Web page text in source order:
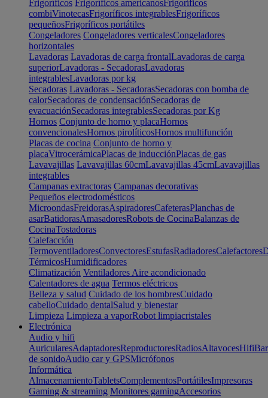
Frigoríficos Frigoríficos americanosFrigoríficos
combiVinotecasFrigoríficos integrablesFrigoríficos
pequeñosFrigoríficos portátiles
Congeladores Congeladores verticalesCongeladores
horizontales
Lavadoras Lavadoras de carga frontalLavadoras de carga
superiorLavadoras - SecadorasLavadoras
integrablesLavadoras por kg
Secadoras Lavadoras - SecadorasSecadoras con bomba de
calorSecadoras de condensaciónSecadoras de
evacuaciónSecadoras integrablesSecadoras por Kg
Hornos Conjunto de horno y placaHornos
convencionalesHornos pirolíticosHornos multifunción
Placas de cocina Conjunto de horno y
placaVitrocerámicaPlacas de inducciónPlacas de gas
Lavavajillas Lavavajillas 60cmLavavajillas 45cmLavavajillas
integrables
Campanas extractoras Campanas decorativas
Pequeños electrodomésticos
MicroondasFreidorasAspiradoresCafeterasPlanchas de
asarBatidorasAmasadoresRobots de CocinaBalanzas de
CocinaTostadoras
Calefacción
TermoventiladoresConvectoresEstufasRadiadoresCalefactores
TérmicosHumidificadores
Climatización Ventiladores Aire acondicionado
Calentadores de agua Termos eléctricos
Belleza y salud Cuidado de los hombresCuidado
cabelloCuidado dentalSalud y bienestar
Limpieza Limpieza a vaporRobot limpiacristales
Electrónica
Audio y hifi
AuricularesAdaptadoresReproductoresRadiosAltavocesHifi
de sonidoAudio car y GPSMicrófonos
Informática
AlmacenamientoTabletsComplementosPortátilesImpresoras
Gaming & streaming Monitores gamingAccesorios